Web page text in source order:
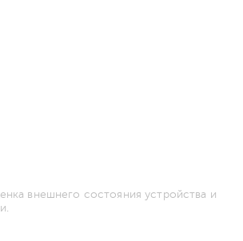
внешнего состояния устройства и